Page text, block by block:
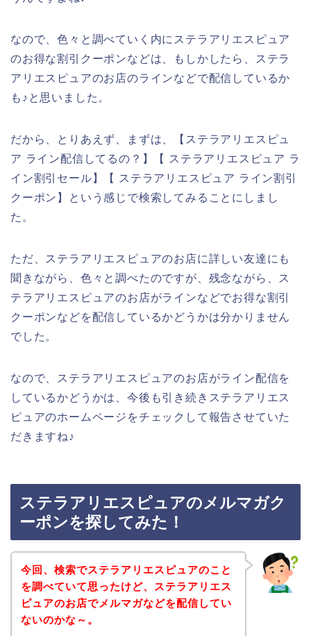
なので、色々と調べていく内にステラアリエスピュア
のお得な割引クーポンなどは、もしかしたら、ステラ
アリエスピュアのお店のラインなどで配信しているか
も♪と思いました。
だから、とりあえず、まずは、【ステラアリエスピュ
ア ライン配信してるの？】【 ステラアリエスピュア ラ
イン割引セール】【 ステラアリエスピュア ライン割引
クーポン】という感じで検索してみることにしまし
た。
ただ、ステラアリエスピュアのお店に詳しい友達にも
聞きながら、色々と調べたのですが、残念ながら、ス
テラアリエスピュアのお店がラインなどでお得な割引
クーポンなどを配信しているかどうかは分かりません
でした。
なので、ステラアリエスピュアのお店がライン配信を
しているかどうかは、今後も引き続きステラアリエス
ピュアのホームページをチェックして報告させていた
だきますね♪
ステラアリエスピュアのメルマガク
ーポンを探してみた！
今回、検索でステラアリエスピュアのこと
を調べていて思ったけど、ステラアリエス
ピュアのお店でメルマガなどを配信してい
ないのかな～。